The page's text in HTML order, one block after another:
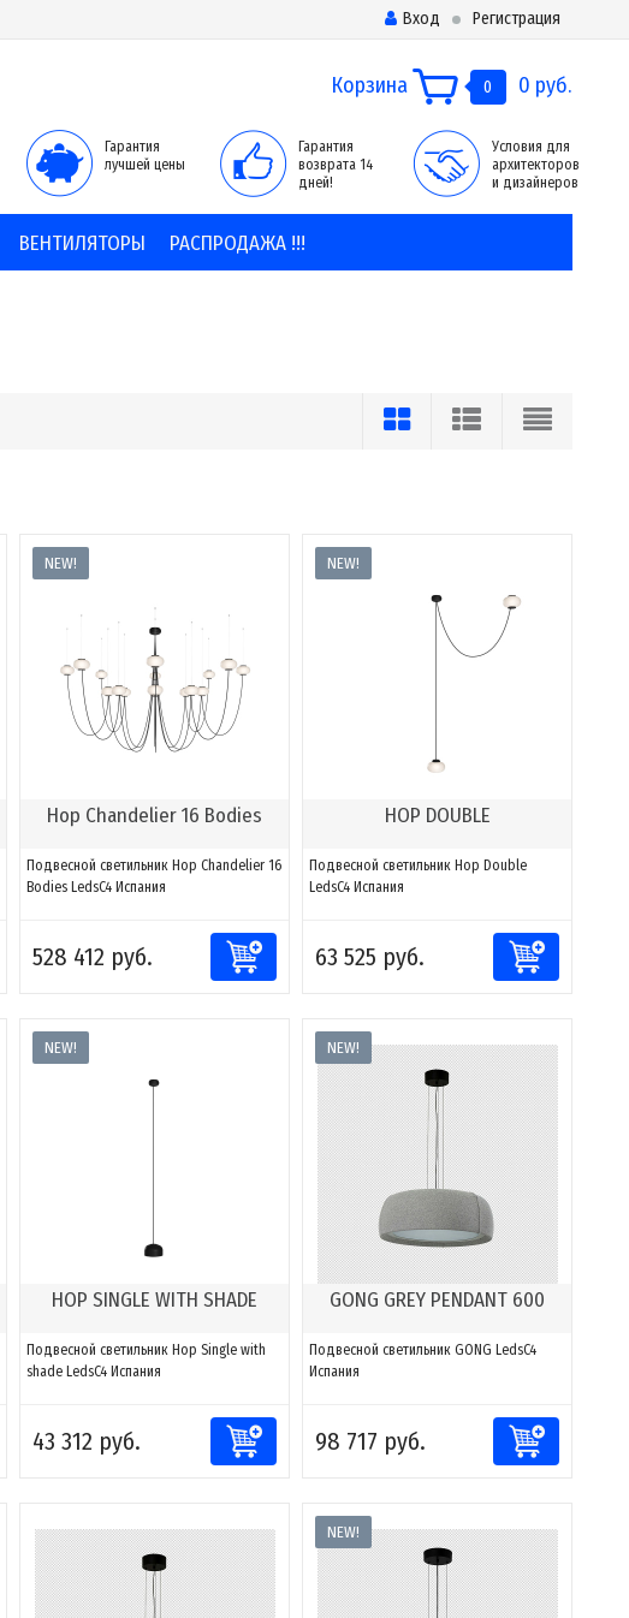
Вход Регистрация
Корзина 0 0 руб.
Гарантия
лучшей цены
Гарантия
возврата 14
дней!
Условия для
архитекторов
и дизайнеров
ВЕНТИЛЯТОРЫ РАСПРОДАЖА !!!
NEW!
Hop Chandelier 16 Bodies
Подвесной светильник Hop Chandelier 16
Bodies LedsC4 Испания
528 412 руб.
NEW!
HOP DOUBLE
Подвесной светильник Hop Double
LedsC4 Испания
63 525 руб.
NEW!
HOP SINGLE WITH SHADE
Подвесной светильник Hop Single with
shade LedsC4 Испания
43 312 руб.
NEW!
GONG GREY PENDANT 600
Подвесной светильник GONG LedsC4
Испания
98 717 руб.
NEW!